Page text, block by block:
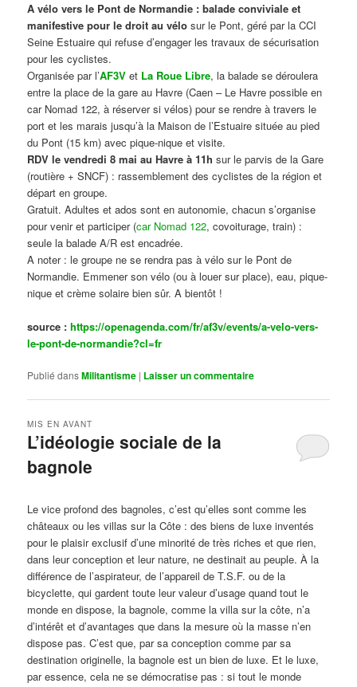
A vélo vers le Pont de Normandie : balade conviviale et
manifestive pour le droit au vélo sur le Pont, géré par la CCI
Seine Estuaire qui refuse d’engager les travaux de sécurisation
pour les cyclistes.
Organisée par l’AF3V et La Roue Libre, la balade se déroulera
entre la place de la gare au Havre (Caen – Le Havre possible en
car Nomad 122, à réserver si vélos) pour se rendre à travers le
port et les marais jusqu’à la Maison de l’Estuaire située au pied
du Pont (15 km) avec pique-nique et visite.
RDV le vendredi 8 mai au Havre à 11h sur le parvis de la Gare
(routière + SNCF) : rassemblement des cyclistes de la région et
départ en groupe.
Gratuit. Adultes et ados sont en autonomie, chacun s’organise
pour venir et participer (car Nomad 122, covoiturage, train) :
seule la balade A/R est encadrée.
A noter : le groupe ne se rendra pas à vélo sur le Pont de
Normandie. Emmener son vélo (ou à louer sur place), eau, pique-
nique et crème solaire bien sûr. A bientôt !
source :https://openagenda.com/fr/af3v/events/a-velo-vers-
le-pont-de-normandie?cl=fr
Publié dansMilitantisme | Laisser un commentaire
L’idéologie sociale de la
bagnole
MIS EN AVANT
Le vice profond des bagnoles, c’est qu’elles sont comme les
châteaux ou les villas sur la Côte : des biens de luxe inventés
pour le plaisir exclusif d’une minorité de très riches et que rien,
dans leur conception et leur nature, ne destinait au peuple. À la
différence de l’aspirateur, de l’appareil de T.S.F. ou de la
bicyclette, qui gardent toute leur valeur d’usage quand tout le
monde en dispose, la bagnole, comme la villa sur la côte, n’a
d’intérêt et d’avantages que dans la mesure où la masse n’en
dispose pas. C’est que, par sa conception comme par sa
destination originelle, la bagnole est un bien de luxe. Et le luxe,
par essence, cela ne se démocratise pas : si tout le monde